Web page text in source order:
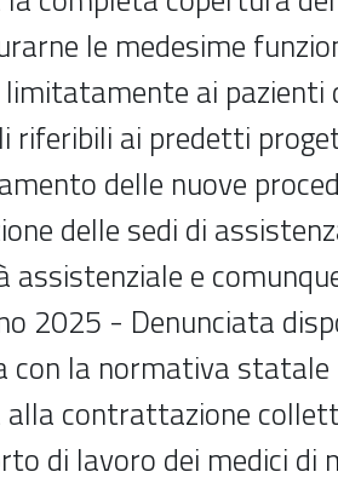
le medesime
ai pazienti
riferibili ai predetti
delle nuove
delle sedi di
assistenziale e
2025 - Denunciata
con la normativa
alla contrattazione
di lavoro dei medici di